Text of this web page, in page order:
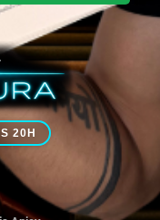
20H